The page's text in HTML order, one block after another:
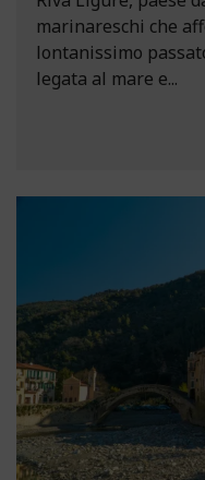
marinareschi che
lontanissimo
legata al mare e...